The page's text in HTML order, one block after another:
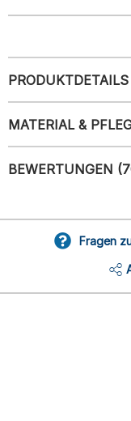
PRODUKTDETAILS
MATERIAL &
BEWERTUNGEN
Fragen